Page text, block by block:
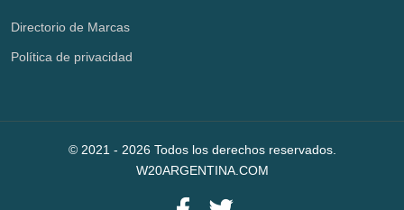
Directorio de Marcas
Política de privacidad
© 2021 - 2026 Todos los derechos reservados.
W20ARGENTINA.COM